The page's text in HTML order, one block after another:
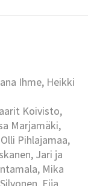
Ihme, Heikki
Koivisto,
Marjamäki,
Pihlajamaa,
Jari ja
Mika